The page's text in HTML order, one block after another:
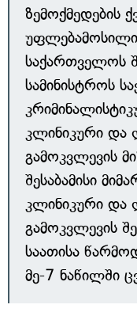
ზემოქმედების
საქართველოს
სამინისტროს
კლინიკური
გამოკვლევის
შესაბამისი
კლინიკური
გამოკვლევის
საათისა
მე-7 ნაწილში